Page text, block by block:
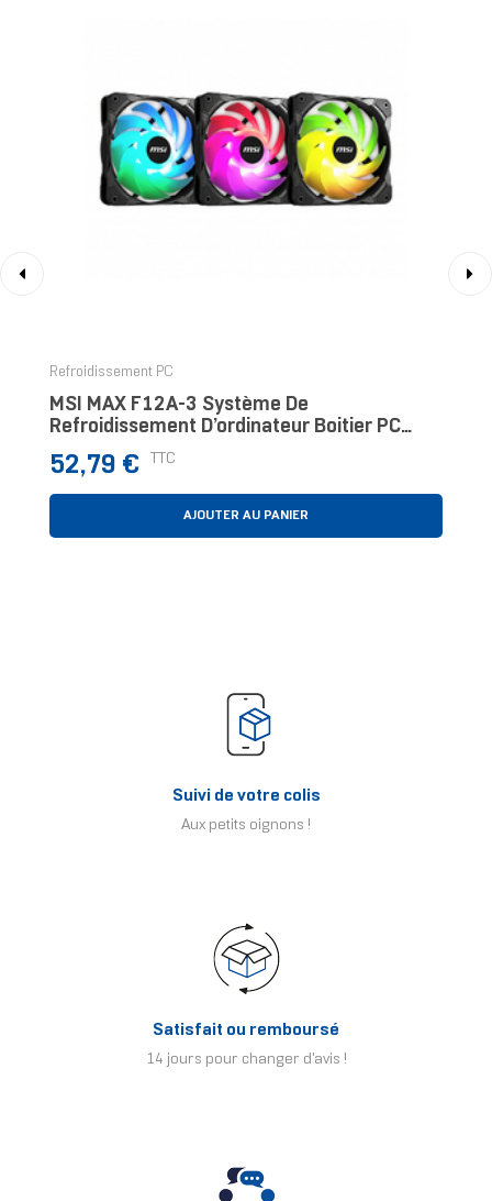
Refroidissement PC
MSI MAX F12A-3 Système De
Refroidissement D’ordinateur Boitier PC
Ventilateur Noir
Prix
52,79 € TTC
AJOUTER AU PANIER
Suivi de votre colis
Aux petits oignons !
Satisfait ou remboursé
14 jours pour changer d'avis !